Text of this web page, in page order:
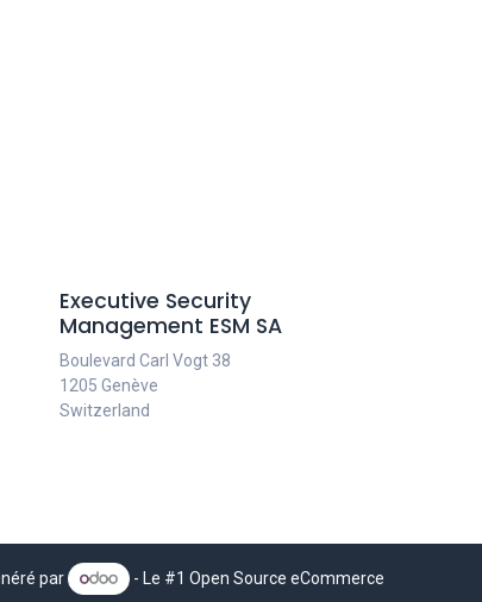
Executive Security
Management ESM SA
Boulevard Carl Vogt 38
1205 Genève
Switzerland
par - Le #1 Open Source eCommerce